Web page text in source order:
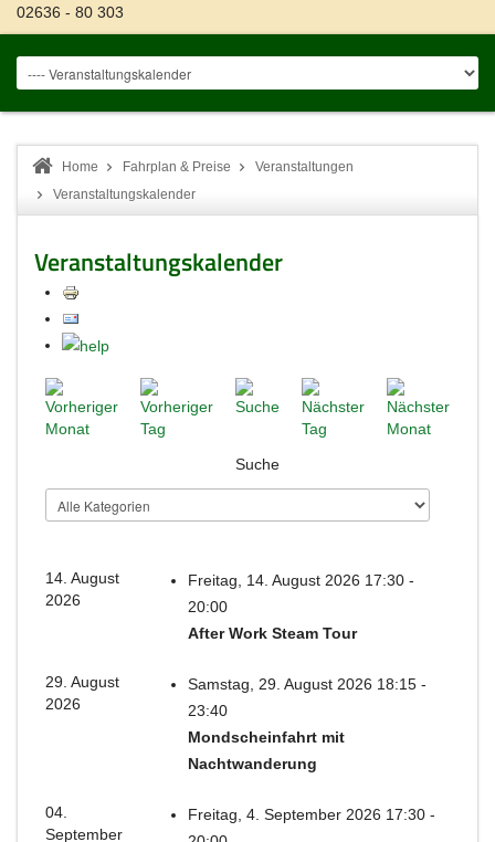
02636 - 80 303
Home Fahrplan & Preise
Veranstaltungen
Veranstaltungskalender
Veranstaltungskalender
Suche
14. August
2026
Freitag, 14. August 2026 17:30 -
20:00
After Work Steam Tour
29. August
2026
Samstag, 29. August 2026 18:15 -
23:40
Mondscheinfahrt mit
Nachtwanderung
04.
September
Freitag, 4. September 2026 17:30 -